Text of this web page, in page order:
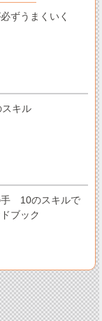
必ずうまくいく
キル
手 10のスキルで
ブック